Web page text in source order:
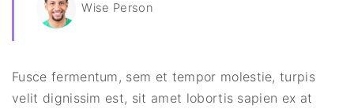
Wise Person
Fusce fermentum, sem et tempor molestie, turpis
velit dignissim est, sit amet lobortis sapien ex at